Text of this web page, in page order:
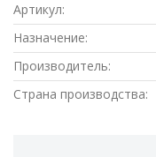
Артикул:
Назначение:
Производитель:
Страна производства: